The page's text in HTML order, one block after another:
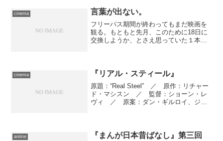
す。最近は私がいるところ...
cinema 言葉が出ない。
フリーパス期間が終わってもまだ映画を
観る。もともと先月、このために18日に
交換しようか、とさえ思っていた１本を
アカデミー賞外国語...
cinema 『リアル・スティール』
原題：“Real Steel” ／ 原作：リチャー
ド・マシスン ／ 監督：ショーン・レ
ヴィ ／ 原案：ダン・ギルロイ、ジェ
作総指揮：...
anime 『まんが日本昔ばなし』第三回